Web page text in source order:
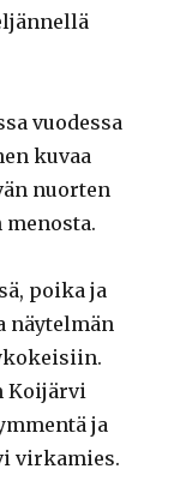
vuodessa
kuvaa
nuorten
poika ja
näytelmän
Koijärvi
ja
virkamies.